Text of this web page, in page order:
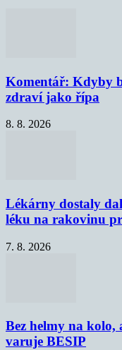
Komentář: Kdyby
zdraví jako řípa
8. 8. 2026
Lékárny dostaly
léku na rakovinu
7. 8. 2026
Bez helmy na kolo,
varuje BESIP